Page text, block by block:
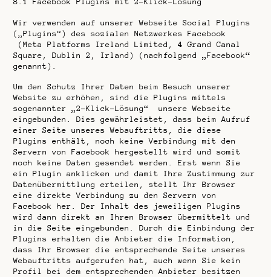
Wir verwenden auf unserer Webseite Social Plugins
(„Plugins“) des sozialen Netzwerkes Facebook
(Meta Platforms Ireland Limited, 4 Grand Canal
Square, Dublin 2, Irland) (nachfolgend „Facebook“
genannt).
Um den Schutz Ihrer Daten beim Besuch unserer
Website zu erhöhen, sind die Plugins mittels
sogenannter „2-Klick-Lösung“ unsere Webseite
eingebunden. Dies gewährleistet, dass beim Aufruf
einer Seite unseres Webauftritts, die diese
Plugins enthält, noch keine Verbindung mit den
Servern von Facebook hergestellt wird und somit
noch keine Daten gesendet werden. Erst wenn Sie
ein Plugin anklicken und damit Ihre Zustimmung zur
Datenübermittlung erteilen, stellt Ihr Browser
eine direkte Verbindung zu den Servern von
Facebook her. Der Inhalt des jeweiligen Plugins
wird dann direkt an Ihren Browser übermittelt und
in die Seite eingebunden. Durch die Einbindung der
Plugins erhalten die Anbieter die Information,
dass Ihr Browser die entsprechende Seite unseres
Webauftritts aufgerufen hat, auch wenn Sie kein
Profil bei dem entsprechenden Anbieter besitzen